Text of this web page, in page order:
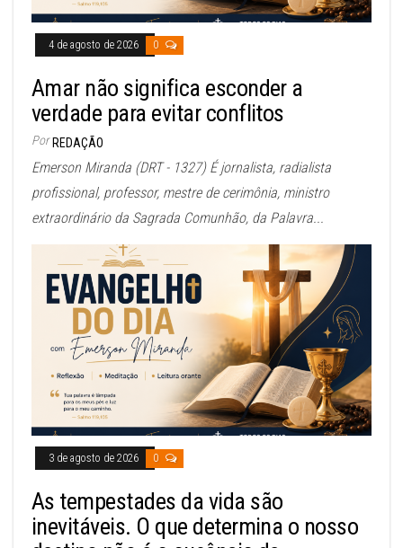
4 de agosto de 2026 0
Amar não significa esconder a
verdade para evitar conflitos
Por REDAÇÃO
Emerson Miranda (DRT - 1327) É jornalista, radialista
profissional, professor, mestre de cerimônia, ministro
extraordinário da Sagrada Comunhão, da Palavra...
3 de agosto de 2026 0
As tempestades da vida são
inevitáveis. O que determina o nosso